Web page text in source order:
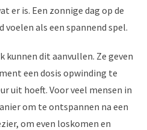
er is. Een zonnige dag op de
voelen als een spannend spel.
kunnen dit aanvullen. Ze geven
een dosis opwinding te
uit hoeft. Voor veel mensen in
om te ontspannen na een
om even loskomen en